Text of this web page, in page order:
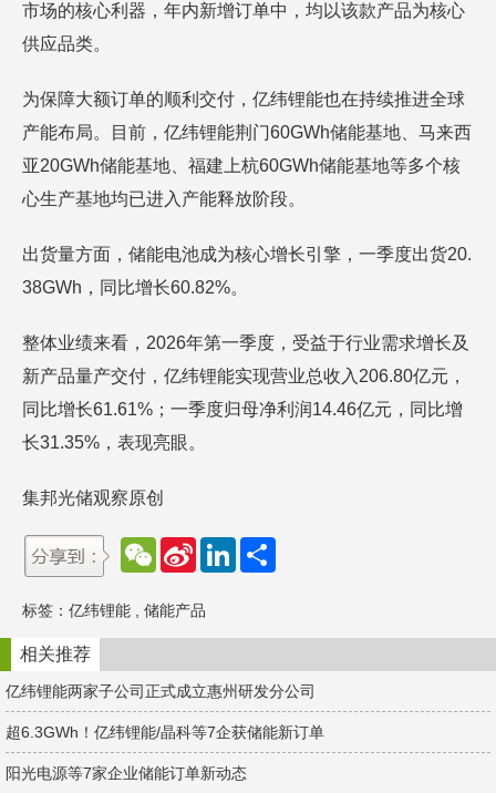
市场的核心利器，年内新增订单中，均以该款产品为核心
供应品类。
为保障大额订单的顺利交付，亿纬锂能也在持续推进全球
产能布局。目前，亿纬锂能荆门60GWh储能基地、马来西
亚20GWh储能基地、福建上杭60GWh储能基地等多个核
心生产基地均已进入产能释放阶段。
出货量方面，储能电池成为核心增长引擎，一季度出货20.
38GWh，同比增长60.82%。
整体业绩来看，2026年第一季度，受益于行业需求增长及
新产品量产交付，亿纬锂能实现营业总收入206.80亿元，
同比增长61.61%；一季度归母净利润14.46亿元，同比增
长31.35%，表现亮眼。
集邦光储观察原创
W
e
h
a
t
S
W
e
b
o
L
d
n
标签： 亿纬锂能 储能产品
相关推荐
亿纬锂能两家子公司正式成立惠州研发分公司
超6.3GWh！亿纬锂能/晶科等7企获储能新订单
阳光电源等7家企业储能订单新动态